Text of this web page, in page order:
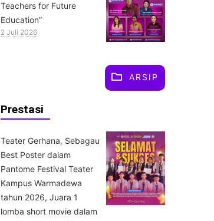
Teachers for Future
Education”
2 Juli 2026
ARSIP
Prestasi
Teater Gerhana, Sebagau
Best Poster dalam
Pantome Festival Teater
Kampus Warmadewa
tahun 2026, Juara 1
lomba short movie dalam